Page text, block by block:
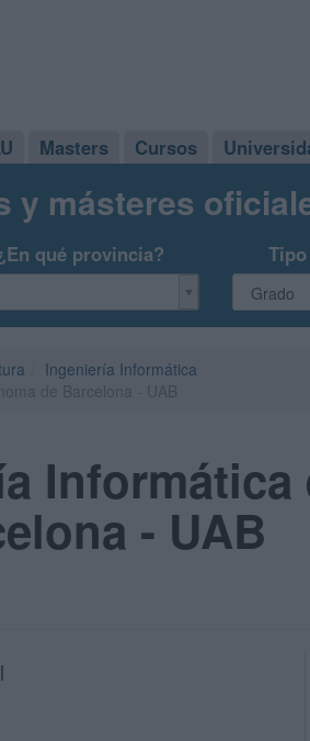
Masters Cursos
y másteres
qué provincia?
Ingeniería Informática
- UAB